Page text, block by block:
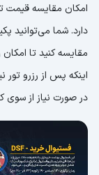
امکان مقایسه قیمت
دارد. شما می‌توانید
مقایسه کنید تا
اینکه پس از رزرو
در صورت نیاز از سوی